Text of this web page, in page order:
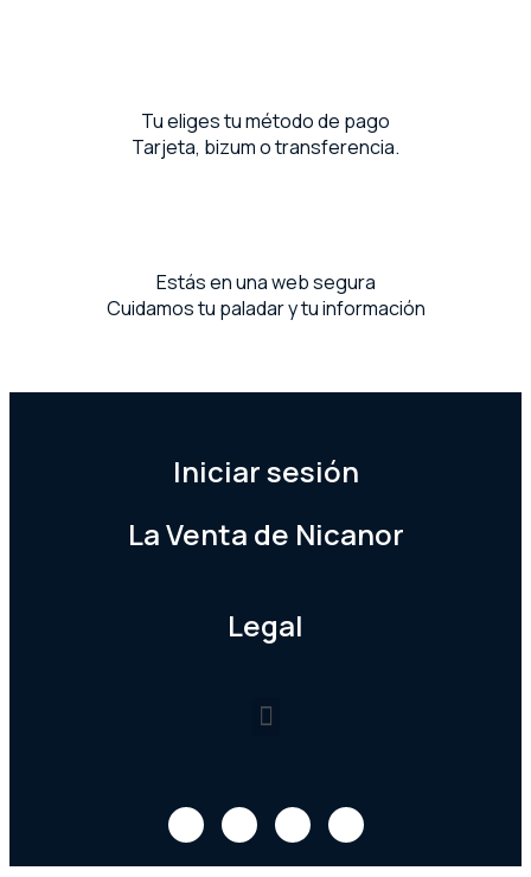
Tu eliges tu método de pago
Tarjeta, bizum o transferencia.
Estás en una web segura
Cuidamos tu paladar y tu información
Iniciar sesión
La Venta de Nicanor
Legal